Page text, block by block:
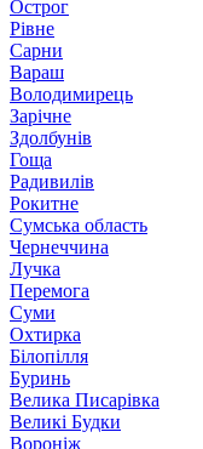
Острог
Рівне
Сарни
Вараш
Володимирець
Зарічне
Здолбунів
Гоща
Радивилів
Рокитне
Сумська область
Чернеччина
Лучка
Перемога
Суми
Охтирка
Білопілля
Буринь
Велика Писарівка
Великі Будки
Вороніж